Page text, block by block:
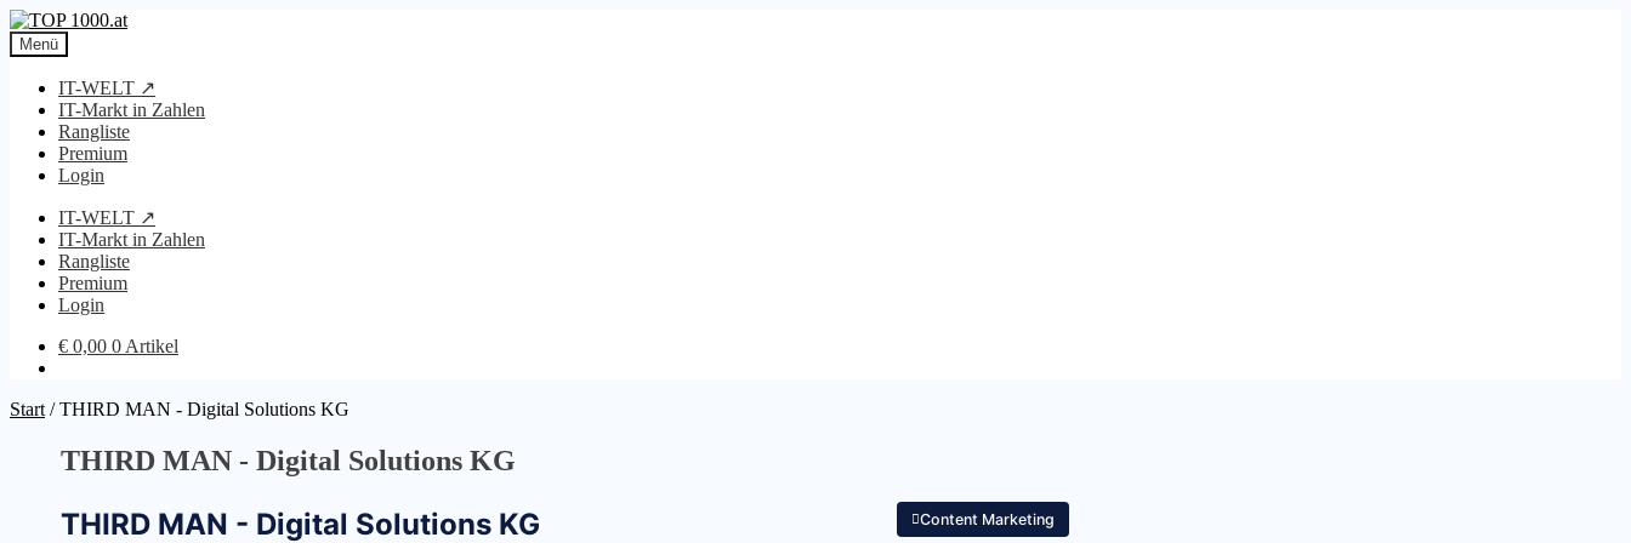
Zur
Navigation
springen
Zum
Inhalt
springen
Menü
IT-WELT ↗
IT-Markt in Zahlen
Rangliste
Premium
Login
IT-WELT ↗
IT-Markt in Zahlen
Rangliste
Premium
Login
€ 0,00 0 Artikel
Start /THIRD MAN - Digital Solutions KG
THIRD MAN - Digital Solutions KG
THIRD MAN - Digital Solutions KG Content Marketing